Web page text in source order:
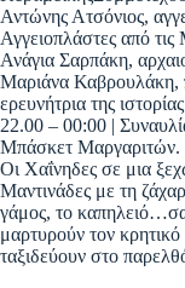
Αντώνης Ατσόνιος,
Αγγειοπλάστες από τις
Ανάγια Σαρπάκη,
Μαριάνα Καβρουλάκη,
ερευνήτρια της
22.00 – 00:00 |
Μπάσκετ Μαργαριτών.
Οι Χαΐνηδες σε μια
Μαντινάδες με τη
γάμος, το
μαρτυρούν τον κρητικό
ταξιδεύουν στο